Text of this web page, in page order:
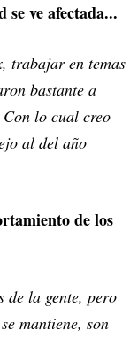
ve afectada...
trabajar en temas
bastante a
Con lo cual creo
al del año
de los
de la gente, pero
mantiene, son